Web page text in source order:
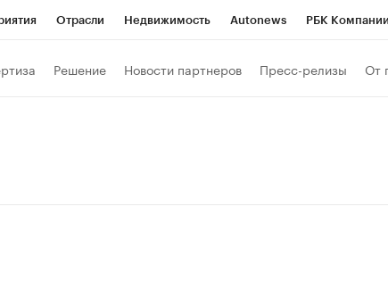
Отрасли Недвижимость Autonews РБК Компании
Решение Новости партнеров Пресс-релизы От